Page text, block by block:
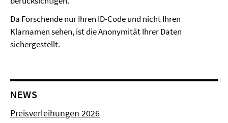
Da Forschende nur Ihren ID-Code und nicht Ihren
Klarnamen sehen, ist die Anonymität Ihrer Daten
sichergestellt.
NEWS
Preisverleihungen 2026